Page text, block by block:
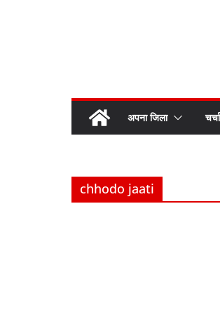
अपना जिला
chhodo jaati